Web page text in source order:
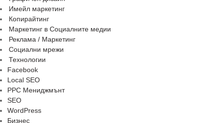
Имейл маркетинг
Копирайтинг
Маркетинг в Социалните медии
Реклама / Маркетинг
Социални мрежи
Технологии
Facebook
Local SEO
PPC Мениджмънт
SEO
WordPress
Бизнес